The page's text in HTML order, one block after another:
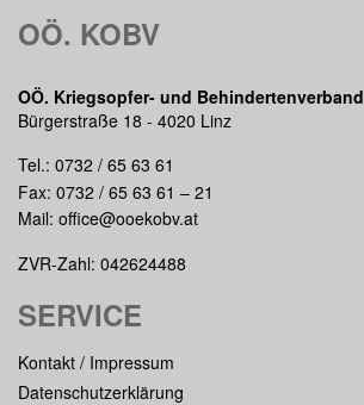
OÖ. KOBV
OÖ. Kriegsopfer- und Behindertenverband
Bürgerstraße 18 - 4020 Linz
Tel.: 0732 / 65 63 61
Fax: 0732 / 65 63 61 – 21
Mail: office@ooekobv.at
ZVR-Zahl: 042624488
SERVICE
Kontakt / Impressum
Datenschutzerklärung